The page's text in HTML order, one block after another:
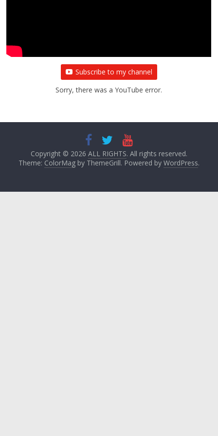
Subscribe to my channel
Sorry, there was a YouTube error.
Copyright © 2026 ALL RIGHTS. All rights reserved.
Theme: ColorMagby ThemeGrill. Powered by WordPress.